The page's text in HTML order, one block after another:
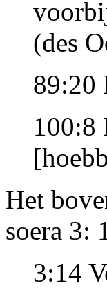
(des
89:20
100:8
Het
soera 3:
3:14